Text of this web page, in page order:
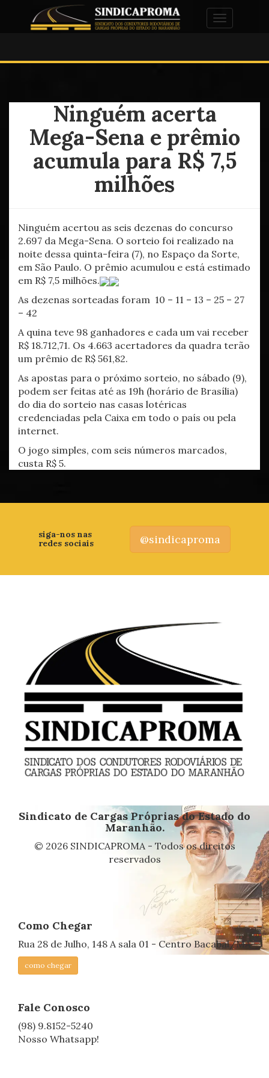
Alternar
Ninguém acerta
Mega-Sena e prêmio
acumula para R$ 7,5
milhões
Ninguém acertou as seis dezenas do concurso
2.697 da Mega-Sena. O sorteio foi realizado na
noite dessa quinta-feira (7), no Espaço da Sorte,
em São Paulo. O prêmio acumulou e está estimado
em R$ 7,5 milhões.
As dezenas sorteadas foram 10 – 11 – 13 – 25 – 27
– 42
A quina teve 98 ganhadores e cada um vai receber
R$ 18.712,71. Os 4.663 acertadores da quadra terão
um prêmio de R$ 561,82.
As apostas para o próximo sorteio, no sábado (9),
podem ser feitas até as 19h (horário de Brasília)
do dia do sorteio nas casas lotéricas
credenciadas pela Caixa em todo o país ou pela
internet.
O jogo simples, com seis números marcados,
custa R$ 5.
siga-nos nas
redes sociais
@sindicaproma
Sindicato de Cargas Próprias do Estado do
Maranhão.
© 2026 SINDICAPROMA - Todos os direitos
reservados
Como Chegar
Rua 28 de Julho, 148 A sala 01 - Centro Bacabal/MA
como chegar
Fale Conosco
(98) 9.8152-5240
Nosso Whatsapp!